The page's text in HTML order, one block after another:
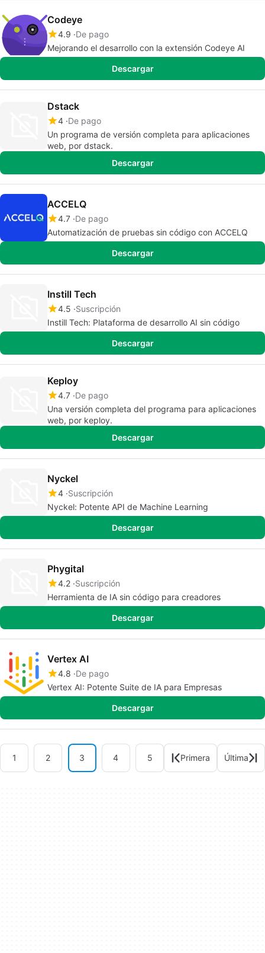
Codeye
4.9 De pago
Mejorando el desarrollo con la extensión Codeye AI
Descargar
Dstack
4 De pago
Un programa de versión completa para aplicaciones
web, por dstack.
Descargar
ACCELQ
4.7 De pago
Automatización de pruebas sin código con ACCELQ
Descargar
Instill Tech
4.5 Suscripción
Instill Tech: Plataforma de desarrollo AI sin código
Descargar
Keploy
4.7 De pago
Una versión completa del programa para aplicaciones
web, por keploy.
Descargar
Nyckel
4 Suscripción
Nyckel: Potente API de Machine Learning
Descargar
Phygital
4.2 Suscripción
Herramienta de IA sin código para creadores
Descargar
Vertex AI
4.8 De pago
Vertex AI: Potente Suite de IA para Empresas
Descargar
1 2 3 4 5 Primera Última